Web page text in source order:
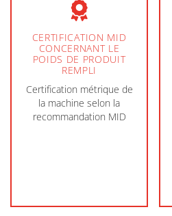
CERTIFICATION MID
CONCERNANT LE
POIDS DE PRODUIT
REMPLI
Certification métrique de
la machine selon la
recommandation MID